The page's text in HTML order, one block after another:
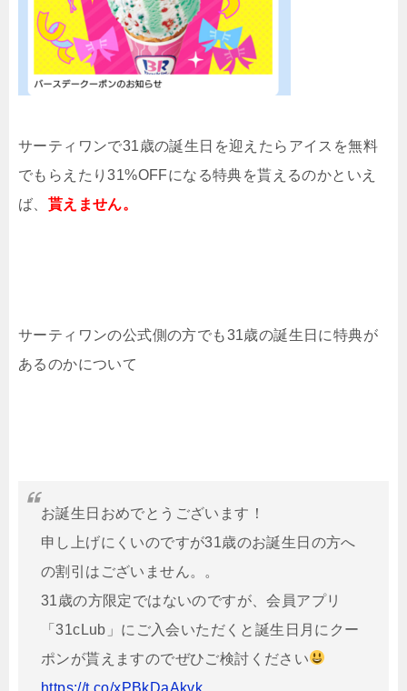
サーティワンで31歳の誕生日を迎えたらアイスを無料
でもらえたり31%OFFになる特典を貰えるのかといえ
ば、 貰えません。
サーティワンの公式側の方でも31歳の誕生日に特典が
あるのかについて
お誕生日おめでとうございます！
申し上げにくいのですが31歳のお誕生日の方へ
の割引はございません。。
31歳の方限定ではないのですが、会員アプリ
「31cLub」にご入会いただくと誕生日月にクー
ポンが貰えますのでぜひご検討ください
https://t.co/xPBkDaAkvk